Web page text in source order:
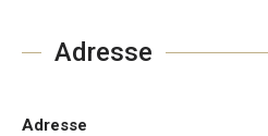
Adresse
Adresse